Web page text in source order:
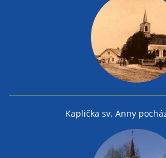
Kaplička sv. Anny